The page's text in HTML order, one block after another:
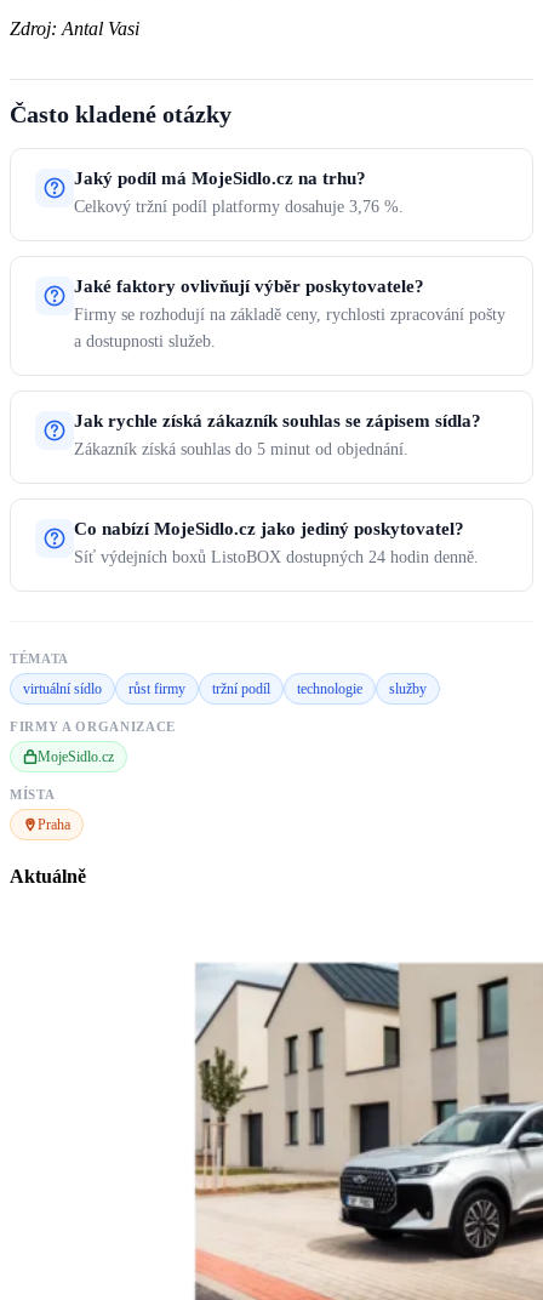
Zdroj: Antal Vasi
Často kladené otázky
Jaký podíl má MojeSidlo.cz na trhu?
Celkový tržní podíl platformy dosahuje 3,76 %.
Jaké faktory ovlivňují výběr poskytovatele?
Firmy se rozhodují na základě ceny, rychlosti zpracování pošty
a dostupnosti služeb.
Jak rychle získá zákazník souhlas se zápisem sídla?
Zákazník získá souhlas do 5 minut od objednání.
Co nabízí MojeSidlo.cz jako jediný poskytovatel?
Síť výdejních boxů ListoBOX dostupných 24 hodin denně.
TÉMATA
virtuální sídlo růst firmy tržní podíl technologie služby
FIRMY A ORGANIZACE
MojeSidlo.cz
MÍSTA
Praha
Aktuálně